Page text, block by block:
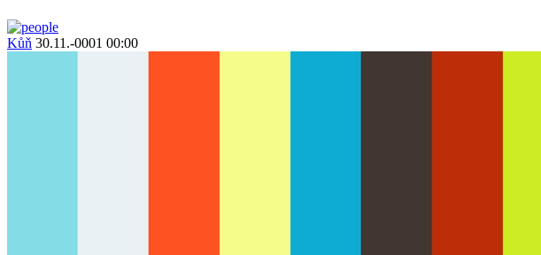
Kůň 30.11.-0001 00:00